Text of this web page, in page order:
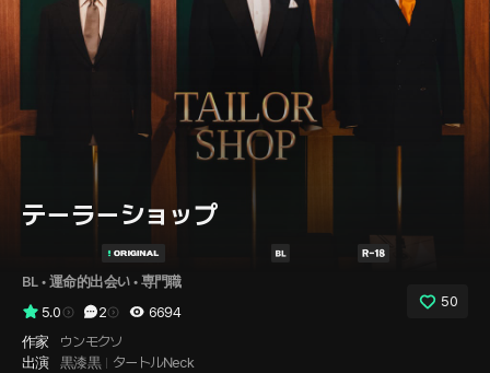
テーラーショップ
BL • 運命的出会い • 専門職
5.0
2 6694
50
作家
ウンモクソ
出演
黒漆黒
タートルNeck